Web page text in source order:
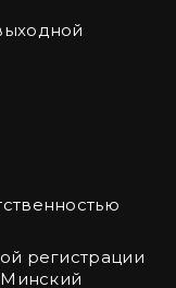
регистрации
Минский